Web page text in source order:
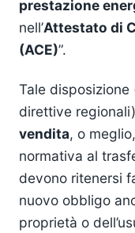
prestazione
nell’Attestato di
(ACE)”.
Tale
direttive
vendita, o
normativa al
devono ritenersi
nuovo obbligo
proprietà o